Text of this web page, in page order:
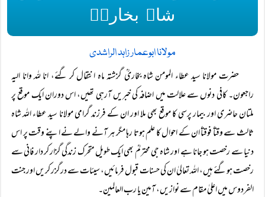
شاہ بخاریؒ
مولانا ابوعمار زاہد الراشدی
حضرت مولانا سید عطاء المومن شاہ بخاریؒ گزشتہ ماہ انتقال کر گئے، انا للہ وانا الیہ
راجعون۔ کافی دنوں سے علالت میں اضافہ کی خبریں آرہی تھیں، اس دوران ایک موقع پر
ملتان حاضری اور بیمار پرسی کا موقع بھی ملا اور ان کے فرزند گرامی مولانا سید عطاء اللہ شاہ
ثالث سے وقتاً فوقتاً ان کے احوال کا علم ہوتا رہا مگر ہر آنے والے نے اپنے وقت پر اس
دنیا سے رخصت ہو جانا ہے اور شاہ جی محترمؒ بھی ایک طویل متحرک زندگی گزار کر دار فانی سے
رخصت ہوگئے ہیں، اللہ تعالیٰ ان کی حسنات قبول فرمائیں، سیئات سے درگزر کریں اور جنت
الفردوس میں اعلیٰ مقام سے نوازیں، آمین یا رب العالمین۔